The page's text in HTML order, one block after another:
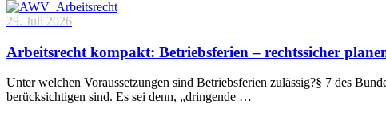
29. Juli 2026
Arbeitsrecht kompakt: Betriebsferien – rechtssicher
Unter welchen Voraussetzungen sind Betriebsferien zulässig?§ 7 des
berücksichtigen sind. Es sei denn, „dringende …